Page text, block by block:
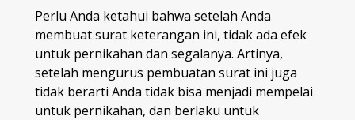
Perlu Anda ketahui bahwa setelah Anda
membuat surat keterangan ini, tidak ada efek
untuk pernikahan dan segalanya. Artinya,
setelah mengurus pembuatan surat ini juga
tidak berarti Anda tidak bisa menjadi mempelai
untuk pernikahan, dan berlaku untuk